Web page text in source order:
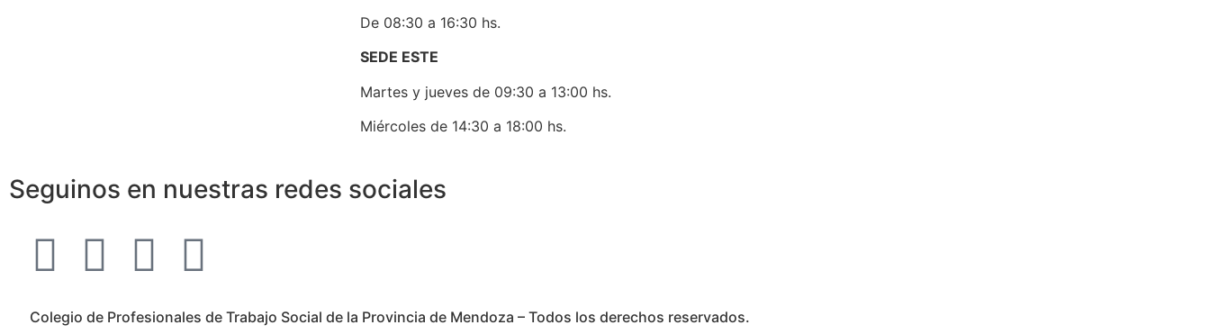
De 08:30 a 16:30 hs.
SEDE ESTE
Martes y jueves de 09:30 a 13:00 hs.
Miércoles de 14:30 a 18:00 hs.
Seguinos en nuestras redes sociales
Colegio de Profesionales de Trabajo Social de la Provincia de Mendoza – Todos los derechos reservados.